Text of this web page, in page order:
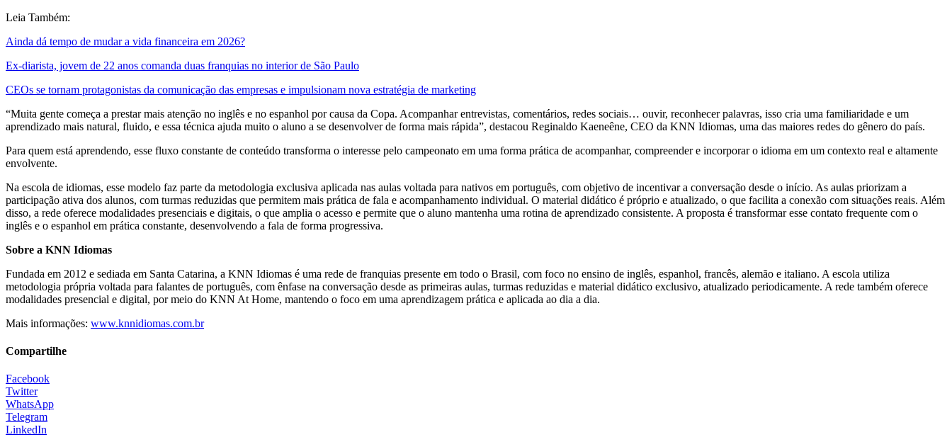
Leia Também:
Ainda dá tempo de mudar a vida financeira em 2026?
Ex-diarista, jovem de 22 anos comanda duas franquias no interior de São Paulo
CEOs se tornam protagonistas da comunicação das empresas e impulsionam nova estratégia de marketing
“Muita gente começa a prestar mais atenção no inglês e no espanhol por causa da Copa. Acompanhar entrevistas, comentários, redes sociais… ouvir, reconhecer palavras, isso cria uma familiaridade e um
aprendizado mais natural, fluido, e essa técnica ajuda muito o aluno a se desenvolver de forma mais rápida”, destacou Reginaldo Kaeneêne, CEO da KNN Idiomas, uma das maiores redes do gênero do país.
Para quem está aprendendo, esse fluxo constante de conteúdo transforma o interesse pelo campeonato em uma forma prática de acompanhar, compreender e incorporar o idioma em um contexto real e altamente
envolvente.
Na escola de idiomas, esse modelo faz parte da metodologia exclusiva aplicada nas aulas voltada para nativos em português, com objetivo de incentivar a conversação desde o início. As aulas priorizam a
participação ativa dos alunos, com turmas reduzidas que permitem mais prática de fala e acompanhamento individual. O material didático é próprio e atualizado, o que facilita a conexão com situações reais. Além
disso, a rede oferece modalidades presenciais e digitais, o que amplia o acesso e permite que o aluno mantenha uma rotina de aprendizado consistente. A proposta é transformar esse contato frequente com o
inglês e o espanhol em prática constante, desenvolvendo a fala de forma progressiva.
Sobre a KNN Idiomas
Fundada em 2012 e sediada em Santa Catarina, a KNN Idiomas é uma rede de franquias presente em todo o Brasil, com foco no ensino de inglês, espanhol, francês, alemão e italiano. A escola utiliza
metodologia própria voltada para falantes de português, com ênfase na conversação desde as primeiras aulas, turmas reduzidas e material didático exclusivo, atualizado periodicamente. A rede também oferece
modalidades presencial e digital, por meio do KNN At Home, mantendo o foco em uma aprendizagem prática e aplicada ao dia a dia.
Mais informações: www.knnidiomas.com.br
Compartilhe
Facebook
Twitter
WhatsApp
Telegram
LinkedIn